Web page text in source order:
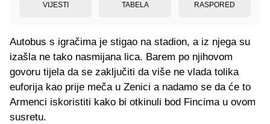
VIJESTI TABELA RASPORED
Autobus s igračima je stigao na stadion, a iz njega su
izašla ne tako nasmijana lica. Barem po njihovom
govoru tijela da se zaključiti da više ne vlada tolika
euforija kao prije meča u Zenici a nadamo se da će to
Armenci iskoristiti kako bi otkinuli bod Fincima u ovom
susretu.